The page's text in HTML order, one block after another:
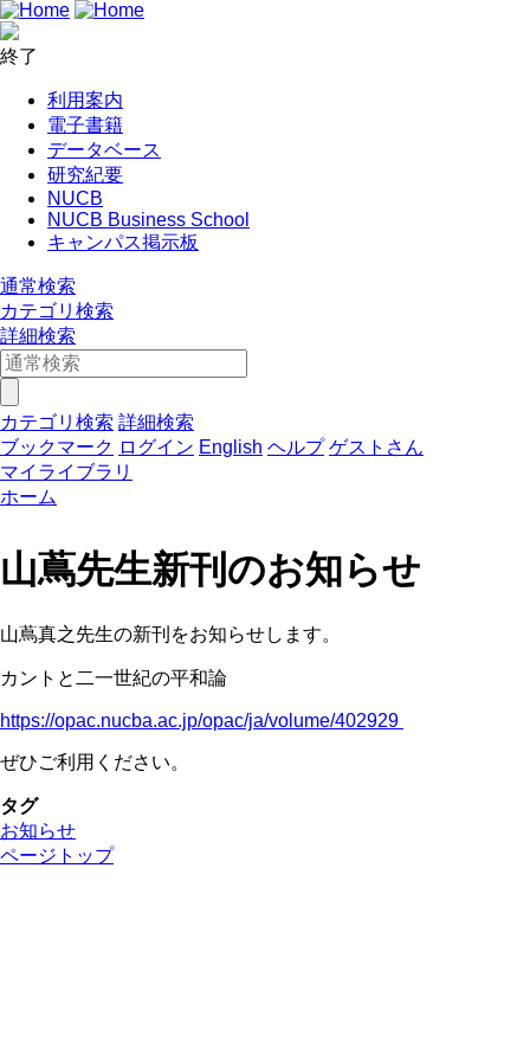
終了
利用案内
電子書籍
データベース
研究紀要
NUCB
NUCB Business School
キャンパス掲示板
通常検索
カテゴリ検索
詳細検索
カテゴリ検索 詳細検索
ブックマーク ログイン English ヘルプ ゲストさん
マイライブラリ
ホーム
山蔦先生新刊のお知らせ
山蔦真之先生の新刊をお知らせします。
カントと二一世紀の平和論
https://opac.nucba.ac.jp/opac/ja/volume/402929
ぜひご利用ください。
タグ
お知らせ
ページトップ